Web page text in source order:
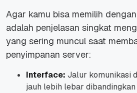
Agar kamu bisa memilih
adalah penjelasan singkat
yang sering muncul saat
penyimpanan server:
Interface: Jalur komunikasi
jauh lebih lebar dibandingkan